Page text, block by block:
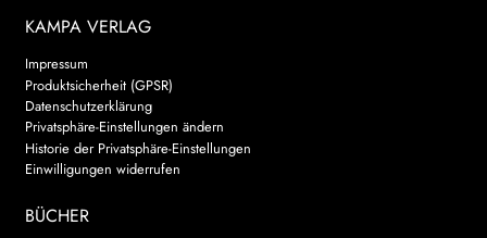
KAMPA VERLAG
Impressum
Produktsicherheit (GPSR)
Datenschutzerklärung
Privatsphäre-Einstellungen ändern
Historie der Privatsphäre-Einstellungen
Einwilligungen widerrufen
BÜCHER